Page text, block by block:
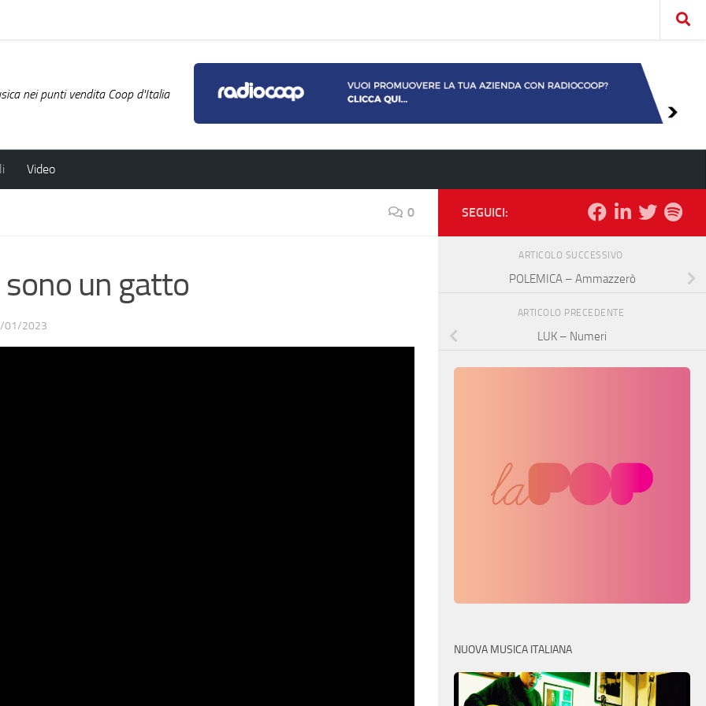
nei punti vendita Coop d'Italia
Video
0
sono un gatto
01/2023
SEGUICI:
ARTICOLO SUCCESSIVO
POLEMICA – Ammazzerò
ARTICOLO PRECEDENTE
LUK – Numeri
NUOVA MUSICA ITALIANA